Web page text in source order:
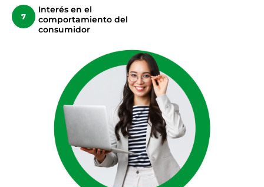
Interés en el
comportamiento del
consumidor